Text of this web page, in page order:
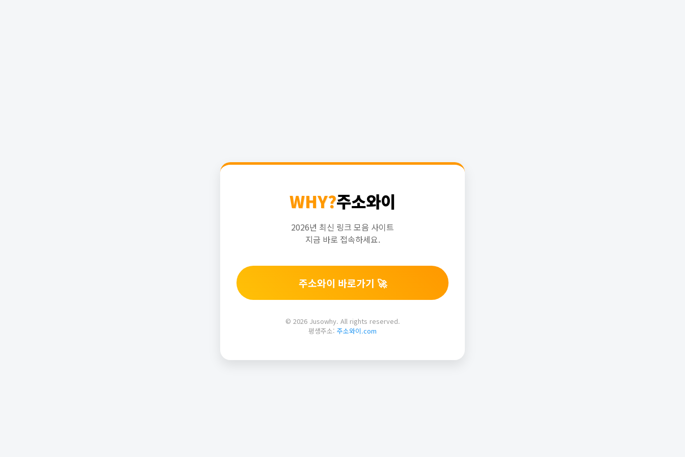
WHY?주소와이
2026년 최신 링크 모음 사이트
지금 바로 접속하세요.
주소와이 바로가기 🚀
© 2026 Jusowhy. All rights reserved.
평생주소: 주소와이.com